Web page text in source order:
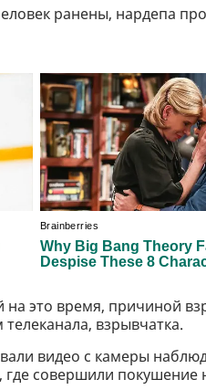
ранены, нардепа
это время, причиной
взрывчатка.
видео с камеры
где совершили